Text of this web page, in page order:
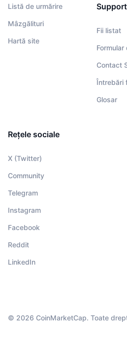
Listă de urmărire
Mâzgălituri
Hartă site
Support
Fii listat
Contact
Întrebări
Glosar
Rețele sociale
X (Twitter)
Community
Telegram
Instagram
Facebook
Reddit
LinkedIn
© 2026 CoinMarketCap. Toate